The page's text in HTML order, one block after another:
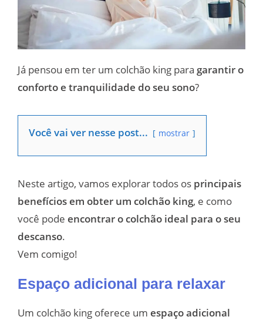
Já pensou em ter um colchão king para garantir o
conforto e tranquilidade do seu sono?
Você vai ver nesse post... mostrar
Neste artigo, vamos explorar todos os principais
benefícios em obter um colchão king, e como
você pode encontrar o colchão ideal para o seu
descanso.
Vem comigo!
Espaço adicional para relaxar
Um colchão king oferece um espaço adicional